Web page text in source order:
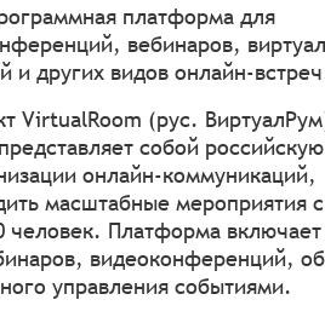
платформа для
вебинаров,
и других видов онлайн-
VirtualRoom (рус.
собой российскую
онлайн-коммуникаций,
масштабные мероприятия с
человек. Платформа включает
видеоконференций,
управления событиями.